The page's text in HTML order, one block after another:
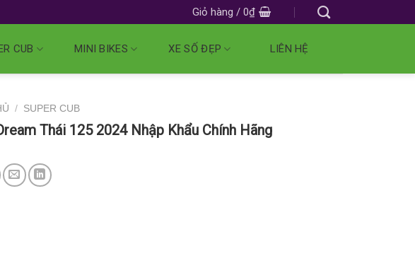
Giỏ hàng / 0₫
CUB MINI BIKES XE SỐ ĐẸP LIÊN HỆ
/ SUPER CUB
Thái 125 2024 Nhập Khẩu Chính Hãng